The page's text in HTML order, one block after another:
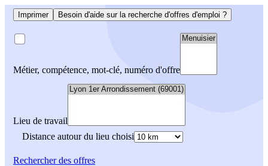
Imprimer Besoin d'aide sur la recherche d'offres d'emploi ?
Métier, compétence, mot-clé, numéro d'offre
Lieu de travail
Distance autour du lieu choisi
Rechercherdes offres